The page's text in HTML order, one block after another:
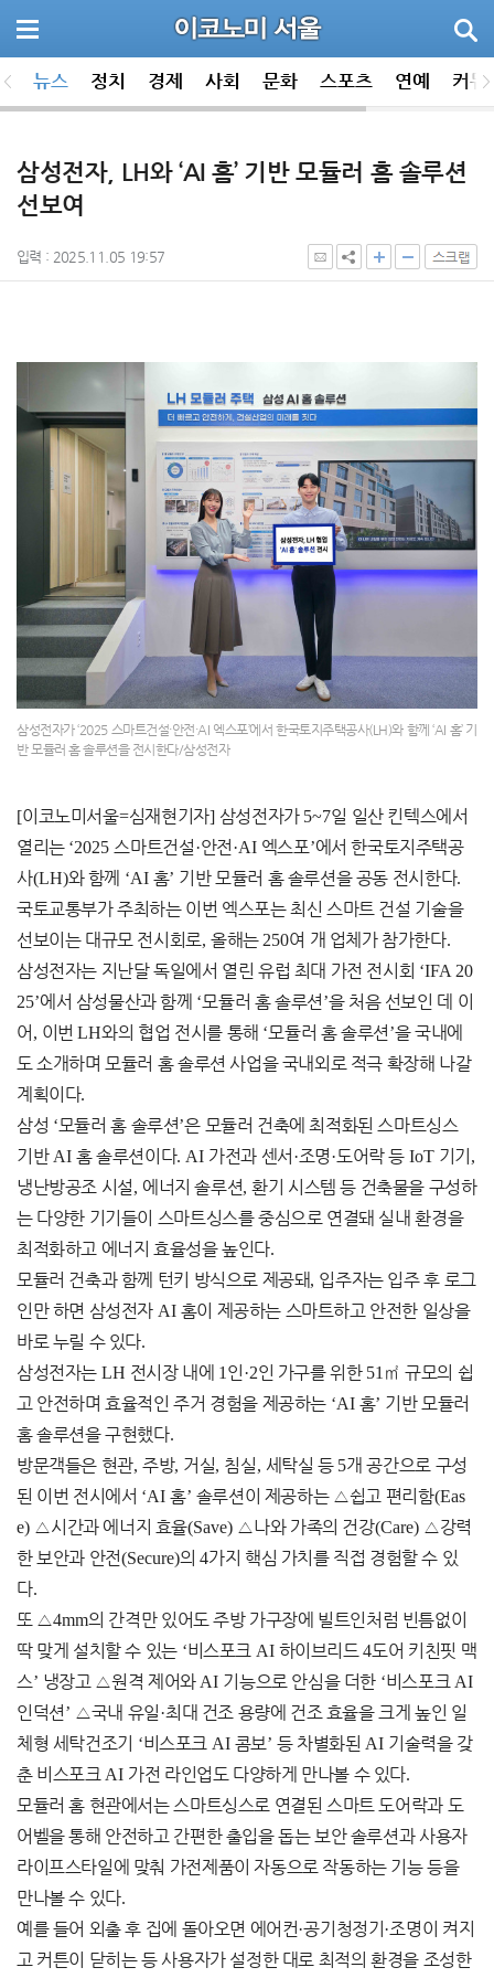
뉴스 정치 경제 사회 문화 스포츠 연예 커뮤
삼성전자, LH와 ‘AI 홈’ 기반 모듈러 홈 솔루션
선보여
입력 : 2025.11.05 19:57
삼성전자가 ‘2025 스마트건설·안전·AI 엑스포’에서 한국토지주택공사(LH)와 함께 ‘AI 홈’ 기
반 모듈러 홈 솔루션을 전시한다/삼성전자
[이코노미서울=심재현기자] 삼성전자가 5~7일 일산 킨텍스에서
열리는 ‘2025 스마트건설·안전·AI 엑스포’에서 한국토지주택공
사(LH)와 함께 ‘AI 홈’ 기반 모듈러 홈 솔루션을 공동 전시한다.
국토교통부가 주최하는 이번 엑스포는 최신 스마트 건설 기술을
선보이는 대규모 전시회로, 올해는 250여 개 업체가 참가한다.
삼성전자는 지난달 독일에서 열린 유럽 최대 가전 전시회 ‘IFA 20
25’에서 삼성물산과 함께 ‘모듈러 홈 솔루션’을 처음 선보인 데 이
어 , 이번LH와의 협업 전시를 통해 ‘모듈러 홈 솔루션’을 국내에
도 소개하며 모듈러 홈 솔루션 사업을 국내외로 적극 확장해 나갈
계획이다.
삼성 ‘모듈러 홈 솔루션’은 모듈러 건축에 최적화된 스마트싱스
기반 AI 홈 솔루션이다. AI 가전과 센서 ·조명·도어락 등 IoT 기기 ,
냉난방공조 시설, 에너지 솔루션,환기 시스템 등 건축물을 구성하
는 다양한 기기들이 스마트싱스를 중심으로 연결돼 실내 환경을
최적화하고 에너지 효율성을 높인다.
모듈러 건축과 함께 턴키 방식으로 제공돼, 입주자는 입주 후 로그
인만 하면 삼성전자 AI 홈이 제공하는 스마트하고 안전한 일상을
바로 누릴 수 있다.
삼성전자는 LH 전시장 내에 1 인·2인 가구를 위한 51 ㎡규모의 쉽
고 안전하며 효율적인 주거 경험을 제공하는 ‘AI 홈’ 기반 모듈러
홈 솔루션을 구현했다.
방문객들은 현관, 주방, 거실, 침실, 세탁실 등 5개 공간으로 구성
된 이번 전시에서 ‘AI홈’ 솔루션이 제공하는 △쉽고 편리함(Eas
e) △시간과 에너지 효율(Save) △나와 가족의 건강(Care) △강력
한 보안과 안전(Secure)의4가지 핵심 가치를 직접 경험할 수 있
다.
또 △4mm의 간격만 있어도 주방 가구장에 빌트인처럼 빈틈없이
딱 맞게 설치할 수 있는 ‘비스포크 AI 하이브리드4도어 키친핏 맥
스’ 냉장고 △원격 제어와 AI 기능으로 안심을 더한 ‘비스포크 AI
인덕션’ △국내 유일·최대 건조 용량에 건조 효율을 크게 높인 일
체형 세탁건조기
‘비스포크 AI 콤보’ 등 차별화된 AI 기술력을 갖
춘 비스포크 AI 가전 라인업도 다양하게 만나볼 수 있다.
모듈러 홈 현관에서는 스마트싱스로 연결된 스마트 도어락과 도
어벨을 통해 안전하고 간편한 출입을 돕는 보안 솔루션과 사용자
라이프스타일에 맞춰 가전제품이 자동으로 작동하는 기능 등을
만나볼 수 있다.
예를 들어 외출 후 집에 돌아오면 에어컨·공기청정기 ·조명이 켜지
고 커튼이 닫히는 등 사용자가 설정한 대로 최적의 환경을 조성한